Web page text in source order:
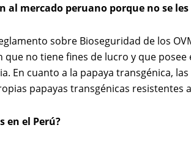
al mercado peruano porque no se
sobre Bioseguridad de los
no tiene fines de lucro y que
En cuanto a la papaya transgénica,
papayas transgénicas resistentes
en el Perú?